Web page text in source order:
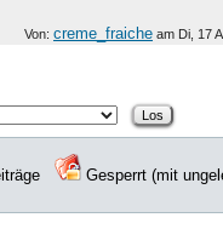
Von: creme_fraiche am Di, 17
Gesperrt (mit